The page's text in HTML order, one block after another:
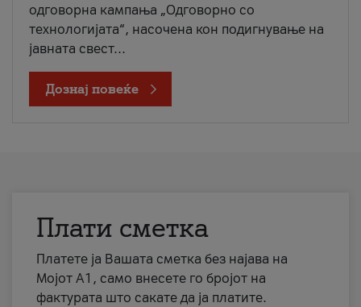
одговорна кампања „Одговорно со
технологијата“, насочена кон подигнување на
јавната свест...
Дознај повеќе
Плати сметка
Платете ја Вашата сметка без најава на
Мојот А1, само внесете го бројот на
фактурата што сакате да ја платите.